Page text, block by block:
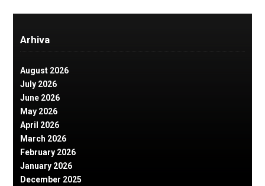
Arhiva
August 2026
July 2026
June 2026
May 2026
April 2026
March 2026
February 2026
January 2026
December 2025